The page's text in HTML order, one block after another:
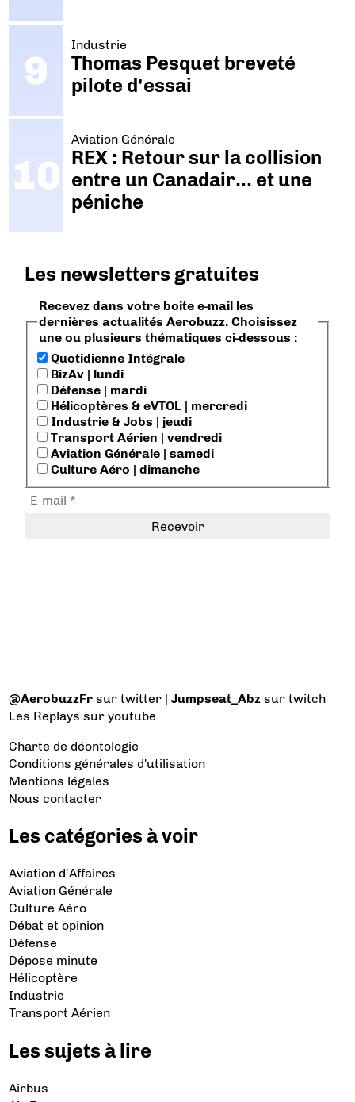
Industrie
Thomas Pesquet breveté
pilote d'essai
Aviation Générale
REX : Retour sur la collision
entre un Canadair… et une
péniche
Les newsletters gratuites
Recevez dans votre boite e-mail les
dernières actualités Aerobuzz. Choisissez
une ou plusieurs thématiques ci-dessous :
Quotidienne Intégrale
BizAv | lundi
Défense | mardi
Hélicoptères & eVTOL | mercredi
Industrie & Jobs | jeudi
Transport Aérien | vendredi
Aviation Générale | samedi
Culture Aéro | dimanche
@AerobuzzFr sur twitter |Jumpseat_Abz sur twitch
Les Replays sur youtube
Charte de déontologie
Conditions générales d'utilisation
Mentions légales
Nous contacter
Les catégories à voir
Aviation d’Affaires
Aviation Générale
Culture Aéro
Débat et opinion
Défense
Dépose minute
Hélicoptère
Industrie
Transport Aérien
Les sujets à lire
Airbus